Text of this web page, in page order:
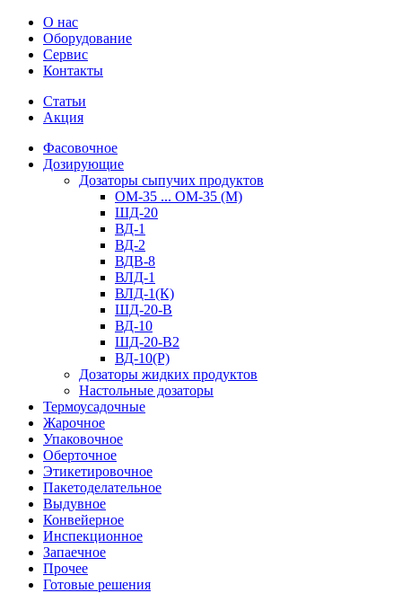
О нас
Оборудование
Сервис
Контакты
Статьи
Акция
Фасовочное
Дозирующие
Дозаторы сыпучих продуктов
ОМ-35 ... ОМ-35 (М)
ШД-20
ВД-1
ВД-2
ВДВ-8
ВЛД-1
ВЛД-1(К)
ШД-20-В
ВД-10
ШД-20-В2
ВД-10(Р)
Дозаторы жидких продуктов
Настольные дозаторы
Термоусадочные
Жарочное
Упаковочное
Оберточное
Этикетировочное
Пакетоделательное
Выдувное
Конвейерное
Инспекционное
Запаечное
Прочее
Готовые решения